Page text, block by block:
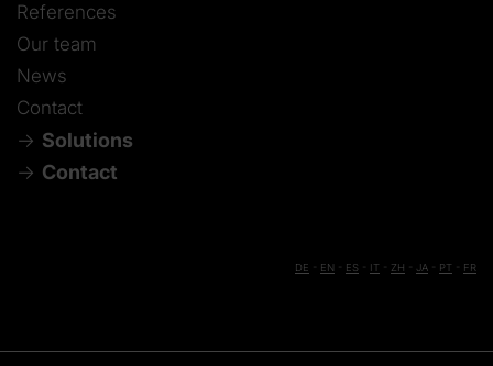
References
Our team
News
Contact
Solutions
Contact
DE EN ES IT ZH JA PT FR